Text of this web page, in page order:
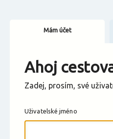
Změnit
Mám účet
Ahoj
Zadej, prosím, své
Uživatelské jméno